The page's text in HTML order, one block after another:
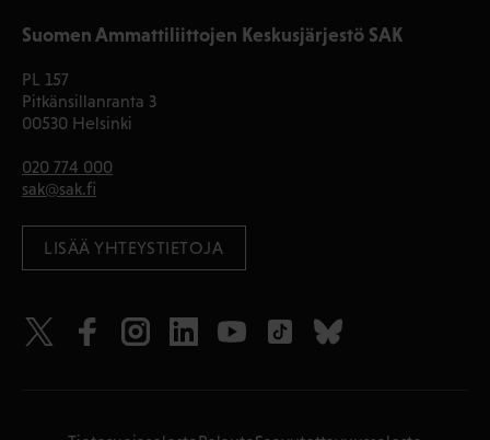
Suomen Ammattiliittojen Keskusjärjestö SAK
PL 157
Pitkänsillanranta 3
00530 Helsinki
020 774 000
sak@sak.fi
LISÄÄ YHTEYSTIETOJA